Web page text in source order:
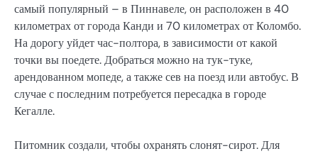
самый популярный – в Пиннавеле, он расположен в 40
километрах от города Канди и 70 километрах от Коломбо.
На дорогу уйдет час-полтора, в зависимости от какой
точки вы поедете. Добраться можно на тук-туке,
арендованном мопеде, а также сев на поезд или автобус. В
случае с последним потребуется пересадка в городе
Кегалле.
Питомник создали, чтобы охранять слонят-сирот. Для